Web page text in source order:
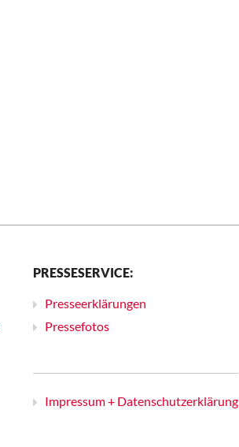
PRESSESERVICE:
Presseerklärungen
Pressefotos
Impressum + Datenschutzerklärung